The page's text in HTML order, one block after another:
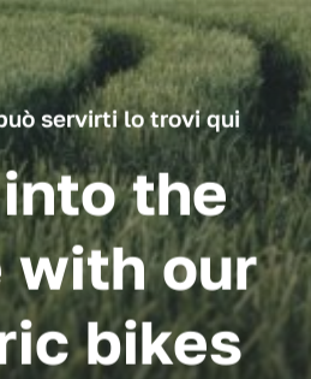
servirti lo trovi qui
the
with our
bikes